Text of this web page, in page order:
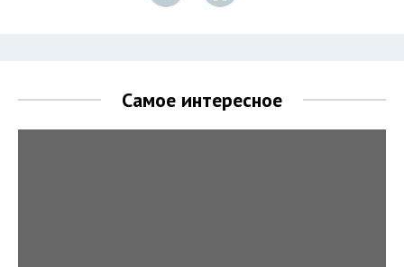
Самое интересное